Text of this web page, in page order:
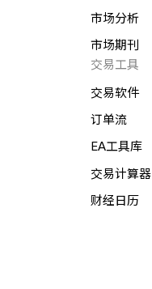
市场分析
市场期刊
交易工具
交易软件
订单流
EA工具库
交易计算器
财经日历